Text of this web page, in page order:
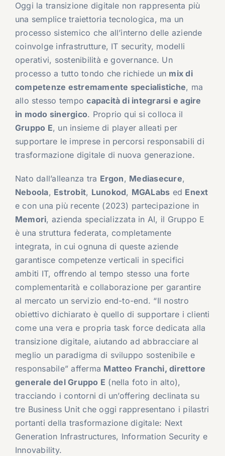
Oggi la transizione digitale non rappresenta più
una semplice traiettoria tecnologica, ma un
processo sistemico che all’interno delle aziende
coinvolge infrastrutture, IT security, modelli
operativi, sostenibilità e governance. Un
processo a tutto tondo che richiede un mix di
competenze estremamente specialistiche, ma
allo stesso tempocapacità di integrarsi e agire
in modo sinergico. Proprio qui si colloca il
Gruppo E, un insieme di player alleati per
supportare le imprese in percorsi responsabili di
trasformazione digitale di nuova generazione.
Nato dall’alleanza tra Ergon, Mediasecure,
Neboola, Estrobit, Lunokod, MGALabs ed Enext
e con una più recente (2023) partecipazione in
Memori, azienda specializzata in AI, il Gruppo E
è una struttura federata, completamente
integrata, in cui ognuna di queste aziende
garantisce competenze verticali in specifici
ambiti IT, offrendo al tempo stesso una forte
complementarità e collaborazione per garantire
al mercato un servizio end-to-end. “Il nostro
obiettivo dichiarato è quello di supportare i clienti
come una vera e propria task force dedicata alla
transizione digitale, aiutando ad abbracciare al
meglio un paradigma di sviluppo sostenibile e
responsabile” afferma Matteo Franchi, direttore
generale del Gruppo E (nella foto in alto),
tracciando i contorni di un’offering declinata su
tre Business Unit che oggi rappresentano i pilastri
portanti della trasformazione digitale: Next
Generation Infrastructures, Information Security e
Innovability.